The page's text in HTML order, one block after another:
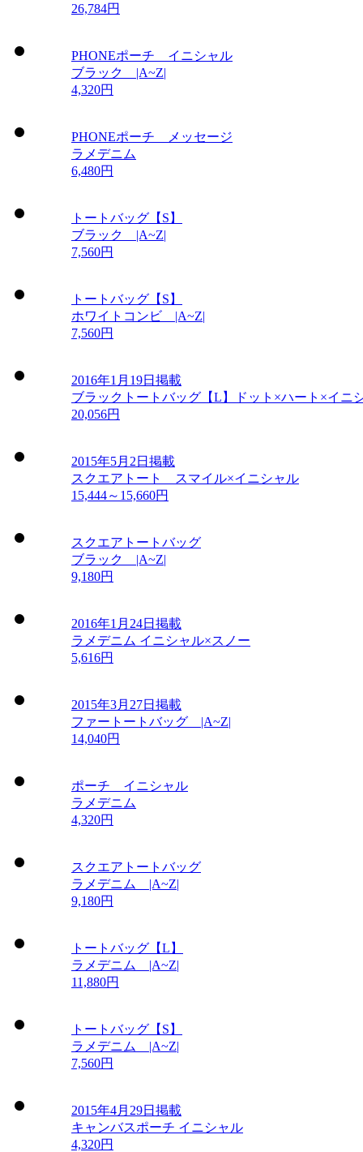
26,784円
PHONEポーチ イニシャル
ブラック |A~Z|
4,320円
PHONEポーチ メッセージ
ラメデニム
6,480円
トートバッグ【S】
ブラック |A~Z|
7,560円
トートバッグ【S】
ホワイトコンビ |A~Z|
7,560円
2016年1月19日掲載
ブラックトートバッグ【L】ドット×ハート×イニ
20,056円
2015年5月2日掲載
スクエアトート スマイル×イニシャル
15,444～15,660円
スクエアトートバッグ
ブラック |A~Z|
9,180円
2016年1月24日掲載
ラメデニム イニシャル×スノー
5,616円
2015年3月27日掲載
ファートートバッグ |A~Z|
14,040円
ポーチ イニシャル
ラメデニム
4,320円
スクエアトートバッグ
ラメデニム |A~Z|
9,180円
トートバッグ【L】
ラメデニム |A~Z|
11,880円
トートバッグ【S】
ラメデニム |A~Z|
7,560円
2015年4月29日掲載
キャンバスポーチ イニシャル
4,320円